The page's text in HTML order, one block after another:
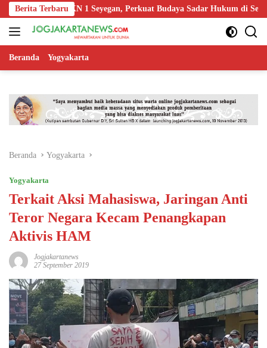
Langsung
ke
konten
Berita Terbaru
SMKN 1 Seyegan, Perkuat Budaya Sadar Hukum di Sekolah
Beranda Yogyakarta
Beranda Yogyakarta
Yogyakarta
Terkait Aksi Mahasiswa, Jaringan Anti
Teror Negara Kecam Penangkapan
Aktivis HAM
Jogjakartanews
27 September 2019